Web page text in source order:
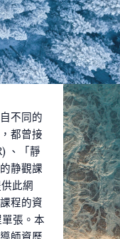
不同的
都曾接
、「靜
静觀課
此網
程的資
張。本